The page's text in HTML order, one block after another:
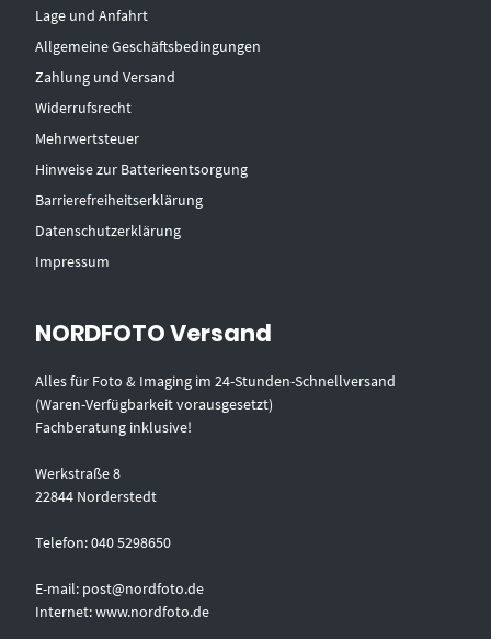
Lage und Anfahrt
Allgemeine Geschäftsbedingungen
Zahlung und Versand
Widerrufsrecht
Mehrwertsteuer
Hinweise zur Batterieentsorgung
Barrierefreiheitserklärung
Datenschutzerklärung
Impressum
NORDFOTO Versand
Alles für Foto & Imaging im 24-Stunden-Schnellversand
(Waren-Verfügbarkeit vorausgesetzt)
Fachberatung inklusive!
Werkstraße 8
22844 Norderstedt
Telefon: 040 5298650
E-mail: post@nordfoto.de
Internet: www.nordfoto.de